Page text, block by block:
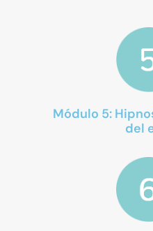
Módulo 5:
del